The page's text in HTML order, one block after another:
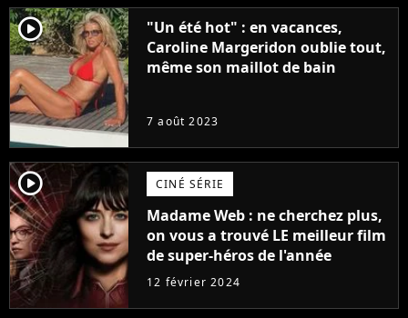
player2
"Un été hot" : en vacances,
Caroline Margeridon oublie tout,
même son maillot de bain
7 août 2023
player2 CINÉ SÉRIE
Madame Web : ne cherchez plus,
on vous a trouvé LE meilleur film
de super-héros de l'année
12 février 2024